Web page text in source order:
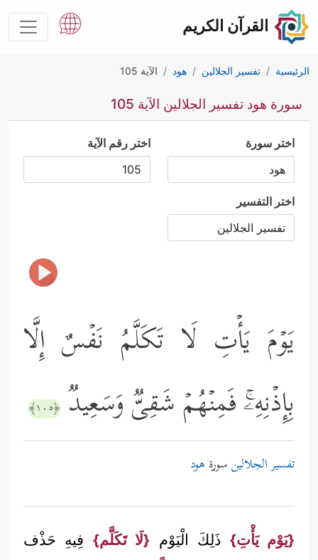
القرآن الكريم
الرئيسية تفسير الجلالين هود الآية 105
سورة هود تفسير الجلالين الآية 105
اختر سورة اختر رقم الآية
اختر التفسير
یَوۡمَ یَأۡتِ لَا تَكَلَّمُ نَفۡسٌ إِلَّا
بِإِذۡنِهِۦۚ فَمِنۡهُمۡ شَقِیࣱّ وَسَعِیدࣱ ﴿١٠٥﴾
تفسير الجلالينسورة هود
{يَوْم يَأْتِ} ذَلِكَ الْيَوْم {لَا تَكَلَّم} فِيهِ حَذْف